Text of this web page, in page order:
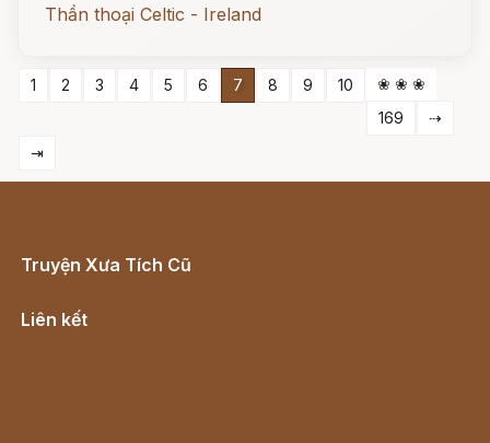
Thần thoại Celtic - Ireland
1 2 3 4 5 6 7 8 9 10
❀ ❀ ❀
169
⇢
⇥
Truyện Xưa Tích Cũ
Liên kết